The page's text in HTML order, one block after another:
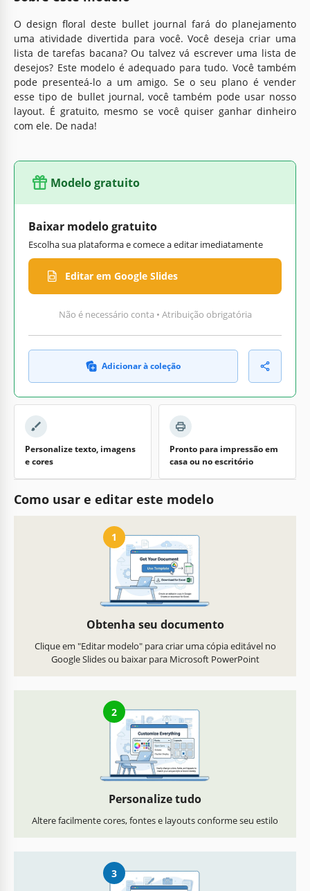
O design floral deste bullet journal fará do planejamento
uma atividade divertida para você. Você deseja criar uma
lista de tarefas bacana? Ou talvez vá escrever uma lista de
desejos? Este modelo é adequado para tudo. Você também
pode presenteá-lo a um amigo. Se o seu plano é vender
esse tipo de bullet journal, você também pode usar nosso
layout. É gratuito, mesmo se você quiser ganhar dinheiro
com ele. De nada!
Modelo gratuito
Baixar modelo gratuito
Escolha sua plataforma e comece a editar imediatamente
Editar em Google Slides
Não é necessário conta • Atribuição obrigatória
Adicionar à coleção
Personalize texto, imagens
e cores
Pronto para impressão em
casa ou no escritório
Como usar e editar este modelo
1
Obtenha seu documento
Clique em "Editar modelo" para criar uma cópia editável no
Google Slides ou baixar para Microsoft PowerPoint
2
Personalize tudo
Altere facilmente cores, fontes e layouts conforme seu estilo
3